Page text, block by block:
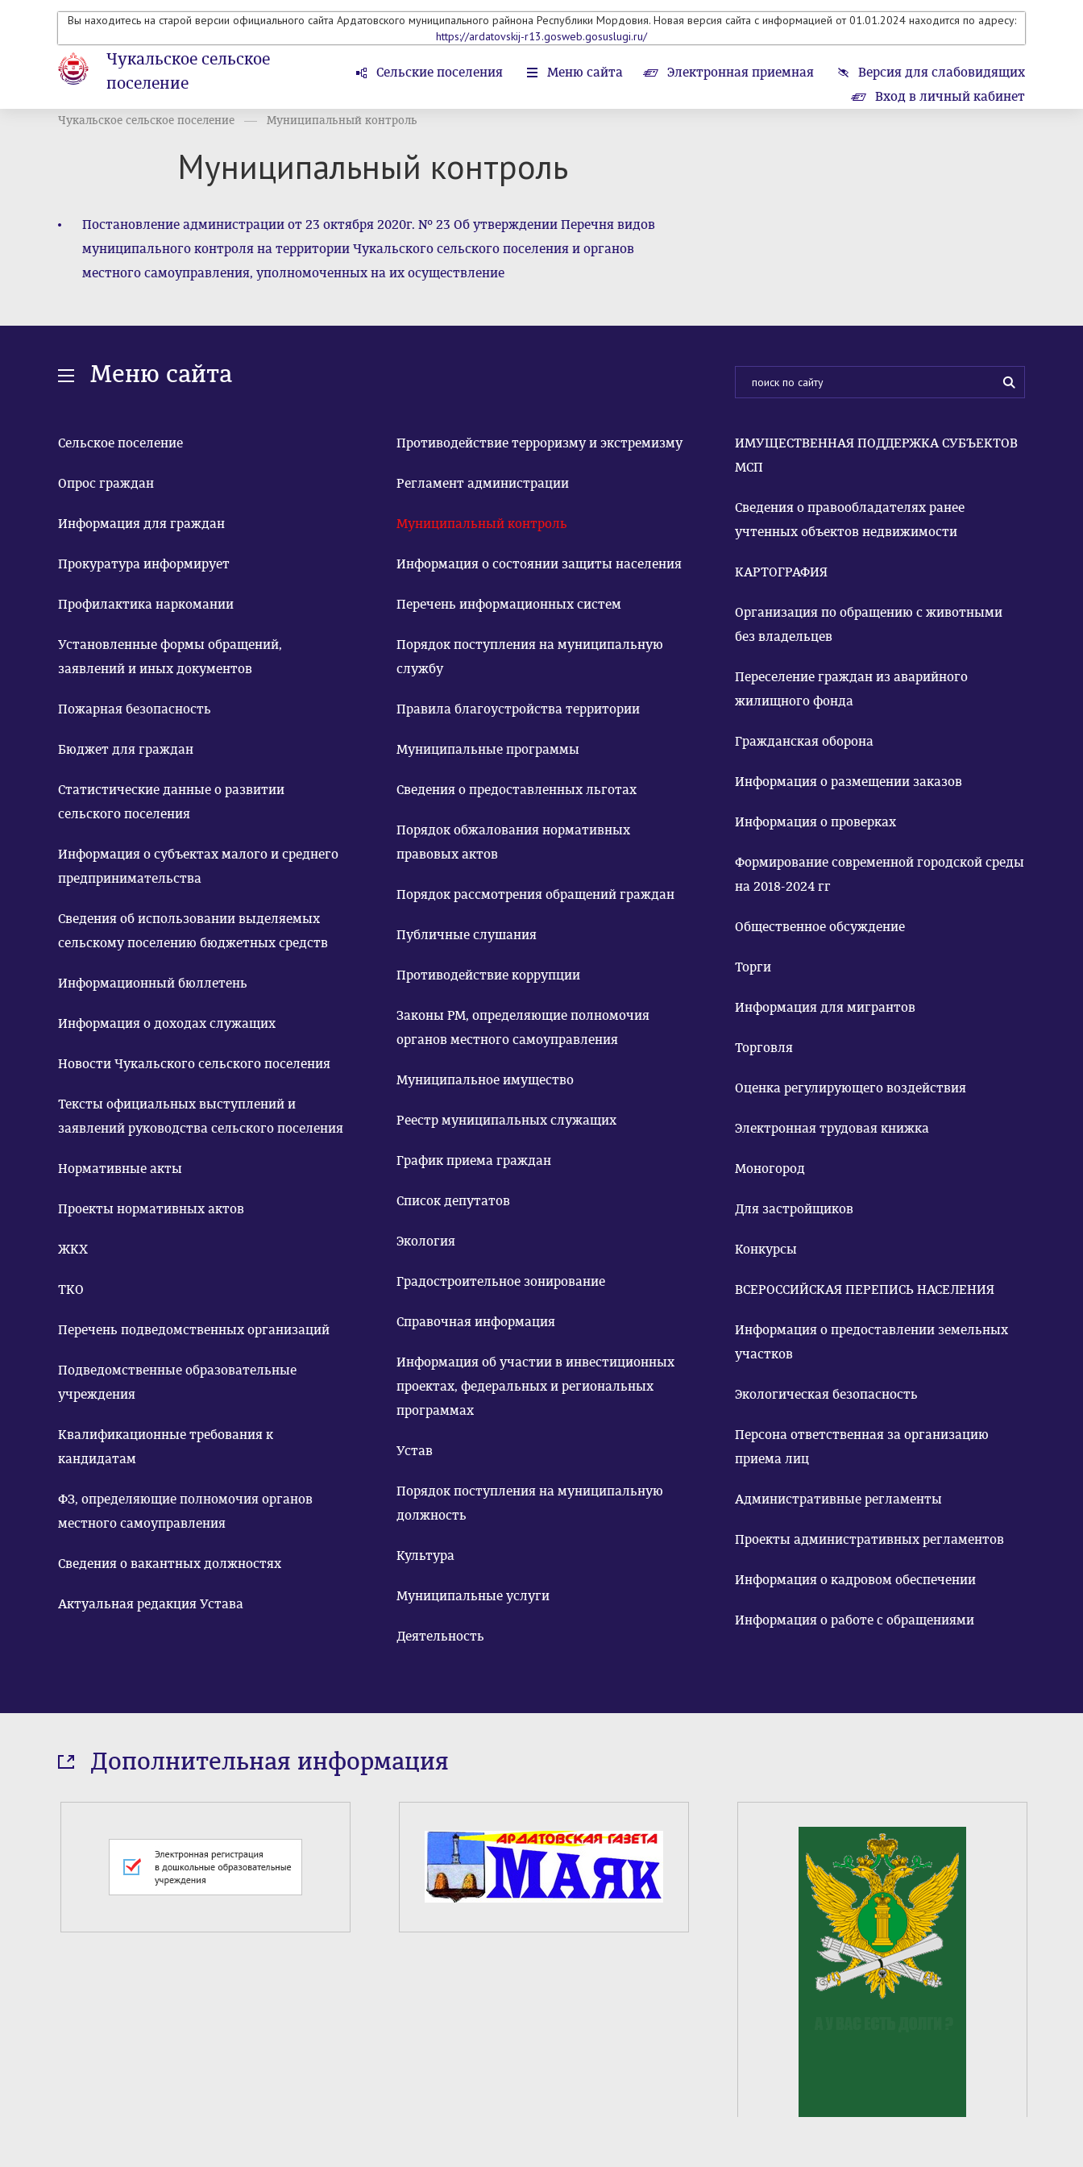
Вы находитесь на старой версии официального сайта Ардатовского муниципального райнона Республики Мордовия. Новая версия сайта с информацией от 01.01.2024 находится по адресу:
https://ardatovskij-r13.gosweb.gosuslugi.ru/
Чукальское сельское
поселение
Сельские поселения Меню сайта Электронная приемная
Версия для слабовидящих
Вход в личный кабинет
Чукальское сельское поселение Муниципальный контроль
Муниципальный контроль
Постановление администрации от 23 октября 2020г. № 23 Об утверждении Перечня видов
муниципального контроля на территории Чукальского сельского поселения и органов
местного самоуправления, уполномоченных на их осуществление
Меню сайта
Сельское поселение
Опрос граждан
Информация для граждан
Прокуратура информирует
Профилактика наркомании
Установленные формы обращений,
заявлений и иных документов
Пожарная безопасность
Бюджет для граждан
Статистические данные о развитии
сельского поселения
Информация о субъектах малого и среднего
предпринимательства
Сведения об использовании выделяемых
сельскому поселению бюджетных средств
Информационный бюллетень
Информация о доходах служащих
Новости Чукальского сельского поселения
Тексты официальных выступлений и
заявлений руководства сельского поселения
Нормативные акты
Проекты нормативных актов
ЖКХ
ТКО
Перечень подведомственных организаций
Подведомственные образовательные
учреждения
Квалификационные требования к
кандидатам
ФЗ, определяющие полномочия органов
местного самоуправления
Сведения о вакантных должностях
Актуальная редакция Устава
Противодействие терроризму и экстремизму
Регламент администрации
Муниципальный контроль
Информация о состоянии защиты населения
Перечень информационных систем
Порядок поступления на муниципальную
службу
Правила благоустройства территории
Муниципальные программы
Сведения о предоставленных льготах
Порядок обжалования нормативных
правовых актов
Порядок рассмотрения обращений граждан
Публичные слушания
Противодействие коррупции
Законы РМ, определяющие полномочия
органов местного самоуправления
Муниципальное имущество
Реестр муниципальных служащих
График приема граждан
Список депутатов
Экология
Градостроительное зонирование
Справочная информация
Информация об участии в инвестиционных
проектах, федеральных и региональных
программах
Устав
Порядок поступления на муниципальную
должность
Культура
Муниципальные услуги
Деятельность
ИМУЩЕСТВЕННАЯ ПОДДЕРЖКА СУБЪЕКТОВ
МСП
Сведения о правообладателях ранее
учтенных объектов недвижимости
КАРТОГРАФИЯ
Организация по обращению с животными
без владельцев
Переселение граждан из аварийного
жилищного фонда
Гражданская оборона
Информация о размещении заказов
Информация о проверках
Формирование современной городской среды
на 2018-2024 гг
Общественное обсуждение
Торги
Информация для мигрантов
Торговля
Оценка регулирующего воздействия
Электронная трудовая книжка
Моногород
Для застройщиков
Конкурсы
ВСЕРОССИЙСКАЯ ПЕРЕПИСЬ НАСЕЛЕНИЯ
Информация о предоставлении земельных
участков
Экологическая безопасность
Персона ответственная за организацию
приема лиц
Административные регламенты
Проекты административных регламентов
Информация о кадровом обеспечении
Информация о работе с обращениями
Дополнительная информация